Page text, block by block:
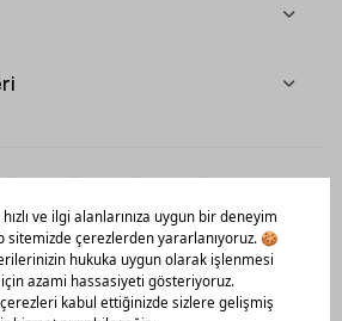
Hemen İndir!